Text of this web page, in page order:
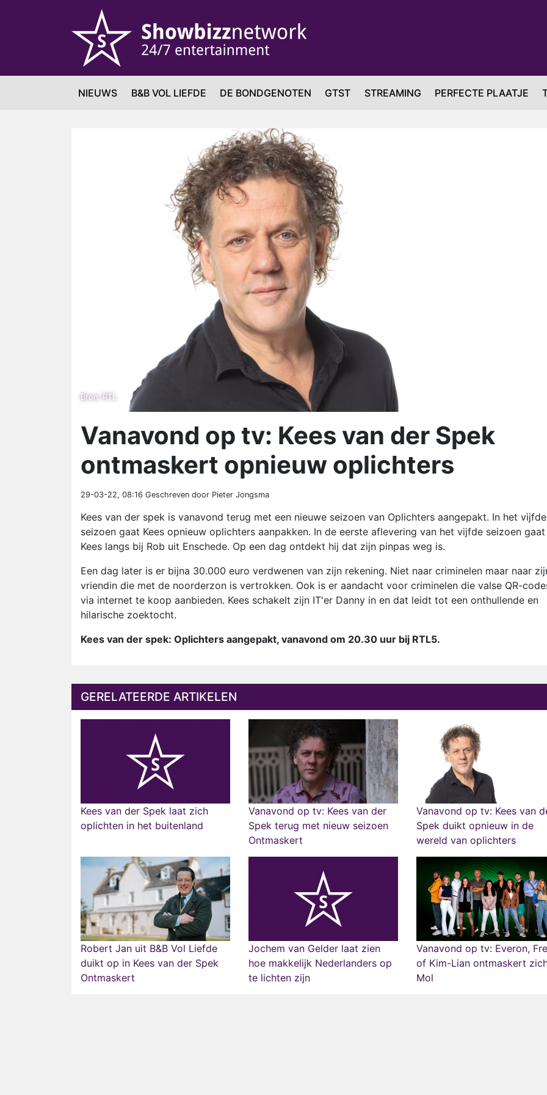
NIEUWS B&B VOL LIEFDE DE BONDGENOTEN GTST STREAMING PERFECTE PLAATJE
Bron: RTL
Vanavond op tv: Kees van der Spek
ontmaskert opnieuw oplichters
29-03-22, 08:16 Geschreven door Pieter Jongsma
Kees van der spek is vanavond terug met een nieuwe seizoen van Oplichters aangepakt. In het vijfde
seizoen gaat Kees opnieuw oplichters aanpakken. In de eerste aflevering van het vijfde seizoen gaat
Kees langs bij Rob uit Enschede. Op een dag ontdekt hij dat zijn pinpas weg is.
Een dag later is er bijna 30.000 euro verdwenen van zijn rekening. Niet naar criminelen maar naar
vriendin die met de noorderzon is vertrokken. Ook is er aandacht voor criminelen die valse QR-
via internet te koop aanbieden. Kees schakelt zijn IT'er Danny in en dat leidt tot een onthullende en
hilarische zoektocht.
Kees van der spek: Oplichters aangepakt, vanavond om 20.30 uur bij RTL5.
GERELATEERDE ARTIKELEN
Kees van der Spek laat zich
oplichten in het buitenland
Vanavond op tv: Kees van der
Spek terug met nieuw seizoen
Ontmaskert
Vanavond op tv: Kees van
Spek duikt opnieuw in de
wereld van oplichters
Robert Jan uit B&B Vol Liefde
duikt op in Kees van der Spek
Ontmaskert
Jochem van Gelder laat zien
hoe makkelijk Nederlanders op
te lichten zijn
Vanavond op tv: Everon,
of Kim-Lian ontmaskert
Mol